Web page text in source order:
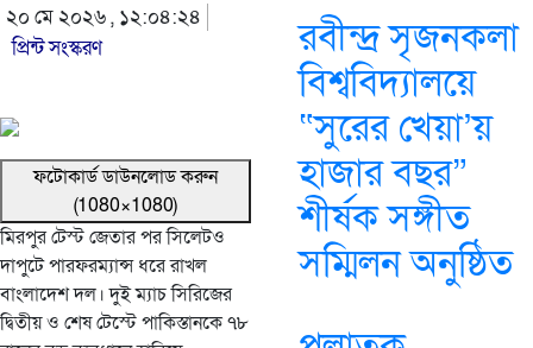
২০ মে ২০২৬ , ১২:০৪:২৪
প্রিন্ট সংস্করণ
ফটোকার্ড ডাউনলোড করুন
(1080×1080)
মিরপুর টেস্ট জেতার পর সিলেটও
দাপুটে পারফরম্যান্স ধরে রাখল
বাংলাদেশ দল। দুই ম্যাচ সিরিজের
দ্বিতীয় ও শেষ টেস্টে পাকিস্তানকে ৭৮
রবীন্দ্র সৃজনকলা
বিশ্ববিদ্যালয়ে
“সুরের খেয়া’য়
হাজার বছর”
শীর্ষক সঙ্গীত
সম্মিলন অনুষ্ঠিত